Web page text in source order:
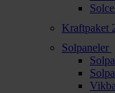
Kraftpaket
Solpaneler